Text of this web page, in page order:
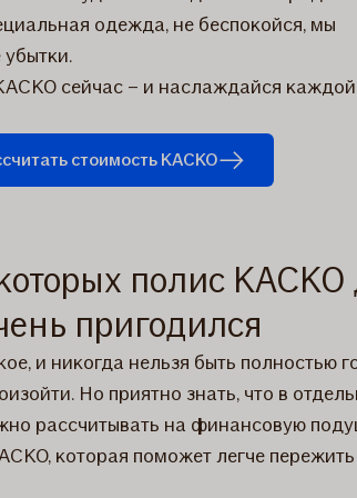
одежда, не беспокойся, мы
сейчас – и наслаждайся каждой
стоимость КАСКО
полис КАСКО
пригодился
и никогда нельзя быть полностью
Но приятно знать, что в
рассчитывать на финансовую
которая поможет легче пережить